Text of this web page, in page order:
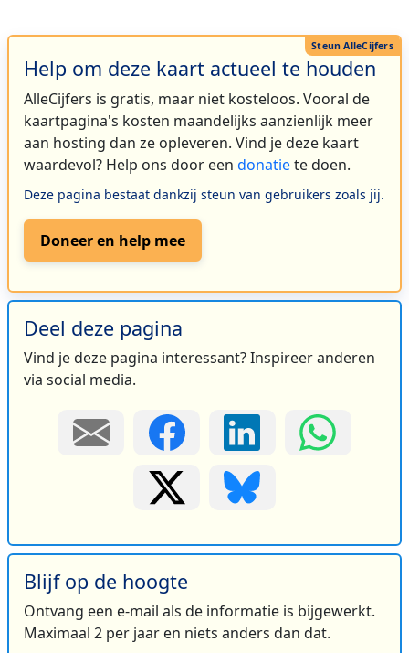
Help om deze kaart actueel te houden
AlleCijfers is gratis, maar niet kosteloos. Vooral de
kaartpagina's kosten maandelijks aanzienlijk meer
aan hosting dan ze opleveren. Vind je deze kaart
waardevol? Help ons door een donatiete doen.
Deze pagina bestaat dankzij steun van gebruikers zoals jij.
Doneer en help mee
Deel deze pagina
Vind je deze pagina interessant? Inspireer anderen
via social media.
Blijf op de hoogte
Ontvang een e-mail als de informatie is bijgewerkt.
Maximaal 2 per jaar en niets anders dan dat.